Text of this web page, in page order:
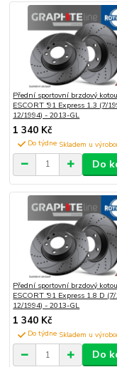
Přední sportovní brzdový
ESCORT '91 Express 1.3 (7/
12/1994) - 2013-GL
1 340 Kč
Do týdne
Do
Přední sportovní brzdový
ESCORT '91 Express 1.8 D
12/1994) - 2013-GL
1 340 Kč
Do týdne
Do